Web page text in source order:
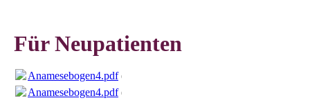
Für Neupatienten
Anamesebogen4.pdf(256.28KB)
Anamesebogen4.pdf(256.28KB)